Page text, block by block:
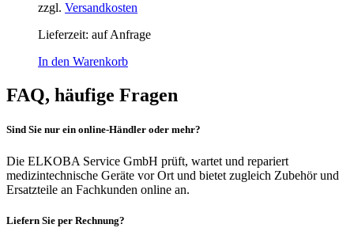
zzgl. Versandkosten
Lieferzeit: auf Anfrage
In den Warenkorb
FAQ, häufige Fragen
Sind Sie nur ein online-Händler oder mehr?
Die ELKOBA Service GmbH prüft, wartet und repariert
medizintechnische Geräte vor Ort und bietet zugleich Zubehör und
Ersatzteile an Fachkunden online an.
Liefern Sie per Rechnung?